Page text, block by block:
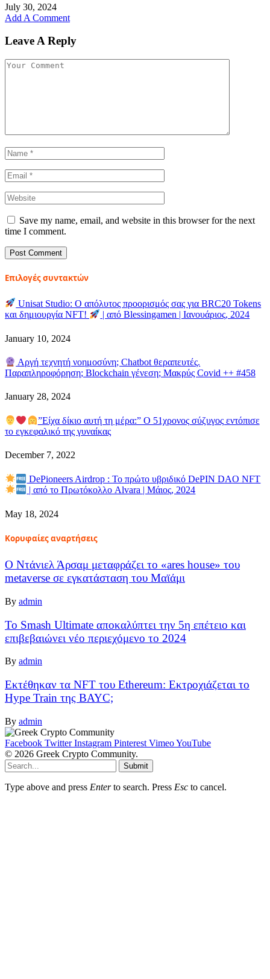
July 30, 2024
Add A Comment
Leave A Reply
Save my name, email, and website in this browser for the next
time I comment.
Επιλογές συντακτών
Unisat Studio: Ο απόλυτος προορισμός σας για BRC20 Tokens
και δημιουργία NFT!
| από Blessingamen | Ιανουάριος, 2024
January 10, 2024
Αργή τεχνητή νοημοσύνη; Chatbot θεραπευτές.
Παραπληροφόρηση; Blockchain γένεση; Μακρύς Covid ++ #458
January 28, 2024
”Είχα δίκιο αυτή τη μέρα:” Ο 51χρονος σύζυγος εντόπισε
το εγκεφαλικό της γυναίκας
December 7, 2022
DePioneers Airdrop : Το πρώτο υβριδικό DePIN DAO NFT
| από το Πρωτόκολλο Alvara | Μάιος, 2024
May 18, 2024
Κορυφαίες αναρτήσεις
Ο Ντάνιελ Άρσαμ μεταφράζει το «ares house» του
metaverse σε εγκατάσταση του Μαϊάμι
By admin
Το Smash Ultimate αποκαλύπτει την 5η επέτειο και
επιβεβαιώνει νέο περιεχόμενο το 2024
By admin
Εκτέθηκαν τα NFT του Ethereum: Εκτροχιάζεται το
Hype Train της BAYC;
By admin
Facebook Twitter Instagram Pinterest VimeoYouTube
© 2026 Greek Crypto Community.
Submit
Type above and press Enterto search. Press Esc to cancel.